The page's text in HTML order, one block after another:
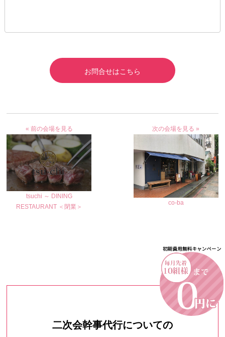
お問合せはこちら
« 前の会場を見る
tsuchi ～ DINING
RESTAURANT ＜閉業＞
次の会場を見る »
co-ba
二次会幹事代行についての